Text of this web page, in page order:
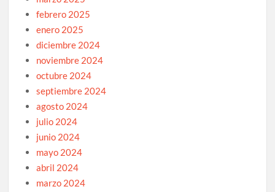
febrero 2025
enero 2025
diciembre 2024
noviembre 2024
octubre 2024
septiembre 2024
agosto 2024
julio 2024
junio 2024
mayo 2024
abril 2024
marzo 2024